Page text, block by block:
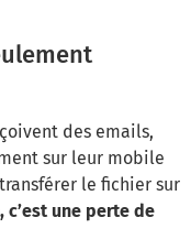
des emails,
sur leur mobile
le fichier sur
c’est une perte de